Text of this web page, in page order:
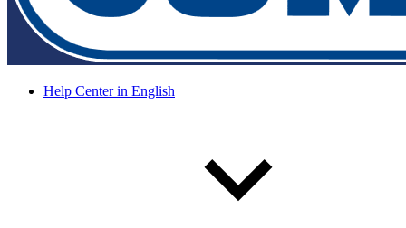
Help Center in English